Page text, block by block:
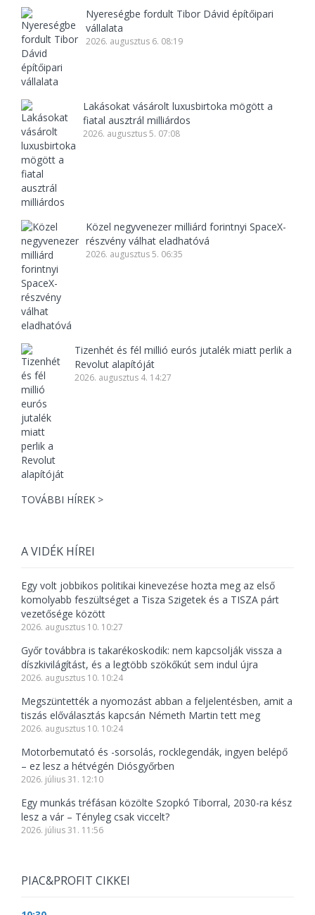
Nyereségbe fordult Tibor Dávid építőipari
vállalata
2026. augusztus 6. 08:19
Lakásokat vásárolt luxusbirtoka mögött a
fiatal ausztrál milliárdos
2026. augusztus 5. 07:08
Közel negyvenezer milliárd forintnyi SpaceX-
részvény válhat eladhatóvá
2026. augusztus 5. 06:35
Tizenhét és fél millió eurós jutalék miatt perlik a
Revolut alapítóját
2026. augusztus 4. 14:27
TOVÁBBI HÍREK >
A VIDÉK HÍREI
Egy volt jobbikos politikai kinevezése hozta meg az első
komolyabb feszültséget a Tisza Szigetek és a TISZA párt
vezetősége között
2026. augusztus 10. 10:27
Győr továbbra is takarékoskodik: nem kapcsolják vissza a
díszkivilágítást, és a legtöbb szökőkút sem indul újra
2026. augusztus 10. 10:24
Megszüntették a nyomozást abban a feljelentésben, amit a
tiszás előválasztás kapcsán Németh Martin tett meg
2026. augusztus 10. 10:24
Motorbemutató és -sorsolás, rocklegendák, ingyen belépő
– ez lesz a hétvégén Diósgyőrben
2026. július 31. 12:10
Egy munkás tréfásan közölte Szopkó Tiborral, 2030-ra kész
lesz a vár – Tényleg csak viccelt?
2026. július 31. 11:56
PIAC&PROFIT CIKKEI